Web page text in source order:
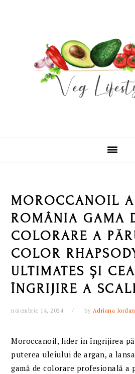
MOROCCANOIL
ROMÂNIA GAMA
COLORARE A
COLOR
ULTIMATES ȘI
ÎNGRIJIRE A
noiembrie 14, 2024 by Adriana Iordan
Moroccanoil, lider în îngrijirea
puterea uleiului de argan, a
gamă de colorare profesională a